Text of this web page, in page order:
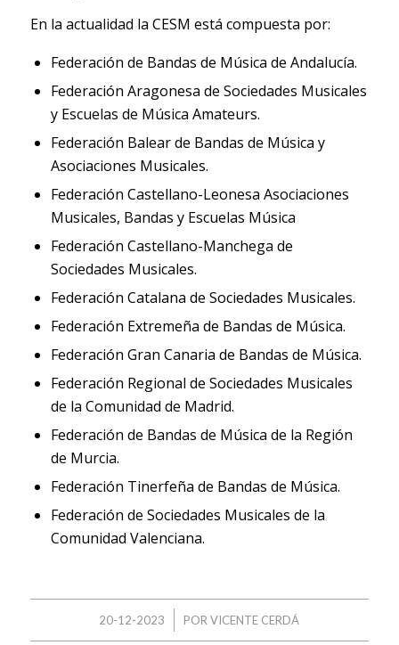
En la actualidad la CESM está compuesta por:
Federación de Bandas de Música de Andalucía.
Federación Aragonesa de Sociedades Musicales
y Escuelas de Música Amateurs.
Federación Balear de Bandas de Música y
Asociaciones Musicales.
Federación Castellano-Leonesa Asociaciones
Musicales, Bandas y Escuelas Música
Federación Castellano-Manchega de
Sociedades Musicales.
Federación Catalana de Sociedades Musicales.
Federación Extremeña de Bandas de Música.
Federación Gran Canaria de Bandas de Música.
Federación Regional de Sociedades Musicales
de la Comunidad de Madrid.
Federación de Bandas de Música de la Región
de Murcia.
Federación Tinerfeña de Bandas de Música.
Federación de Sociedades Musicales de la
Comunidad Valenciana.
20-12-2023
/ PORVICENTE CERDÁ